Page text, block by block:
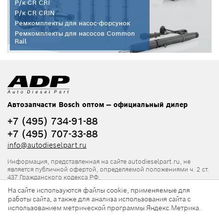
Р/к CR CRI
Р/к CR CRIN
Ремкомплекты для насос-форсунок
Ремкомплекты для насосов Common
Rail
Автозапчасти Bosch оптом — официальный дилер
+7 (495) 734-91-88
+7 (495) 707-33-88
info@autodieselpart.ru
Информация, представленная на сайте autodieselpart.ru, не
является публичной офертой, определяемой положениями ч. 2 ст.
437 Гражданского кодекса РФ.
Нормативная документация
ADP в социальных сетях
На сайте используются файлы cookie, применяемые для
работы сайта, а также для анализа использования сайта с
использованием метрической программы Яндекс.Метрика.